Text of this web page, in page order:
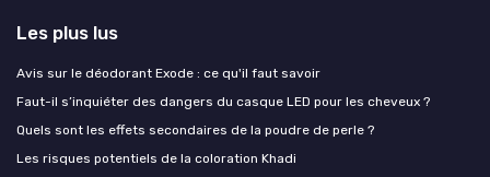
Les plus lus
Avis sur le déodorant Exode : ce qu'il faut savoir
Faut-il s’inquiéter des dangers du casque LED pour les cheveux ?
Quels sont les effets secondaires de la poudre de perle ?
Les risques potentiels de la coloration Khadi